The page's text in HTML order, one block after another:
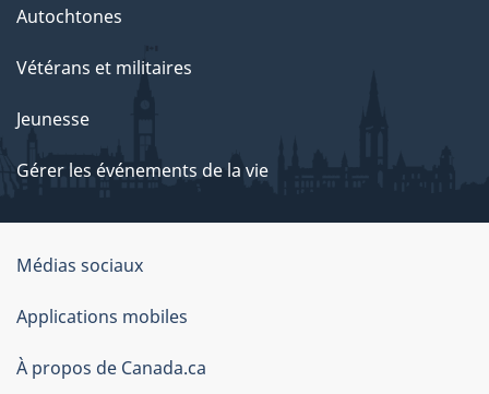
Autochtones
Vétérans et militaires
Jeunesse
Gérer les événements de la vie
Organisation
du
gouvernement
du
Médias sociaux
Applications mobiles
À propos de Canada.ca